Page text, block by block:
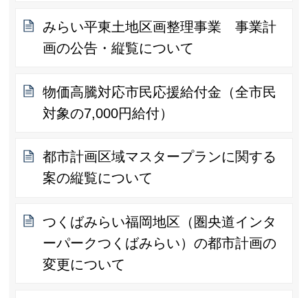
みらい平東土地区画整理事業 事業計
画の公告・縦覧について
物価高騰対応市民応援給付金（全市民
対象の7,000円給付）
都市計画区域マスタープランに関する
案の縦覧について
つくばみらい福岡地区（圏央道インタ
ーパークつくばみらい）の都市計画の
変更について